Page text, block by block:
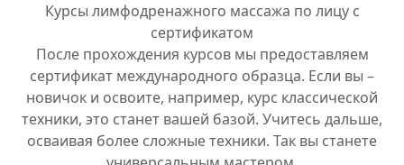
Курсы лимфодренажного массажа по лицу с
сертификатом
После прохождения курсов мы предоставляем
сертификат международного образца. Если вы –
новичок и освоите, например, курс классической
техники, это станет вашей базой. Учитесь дальше,
осваивая более сложные техники. Так вы станете